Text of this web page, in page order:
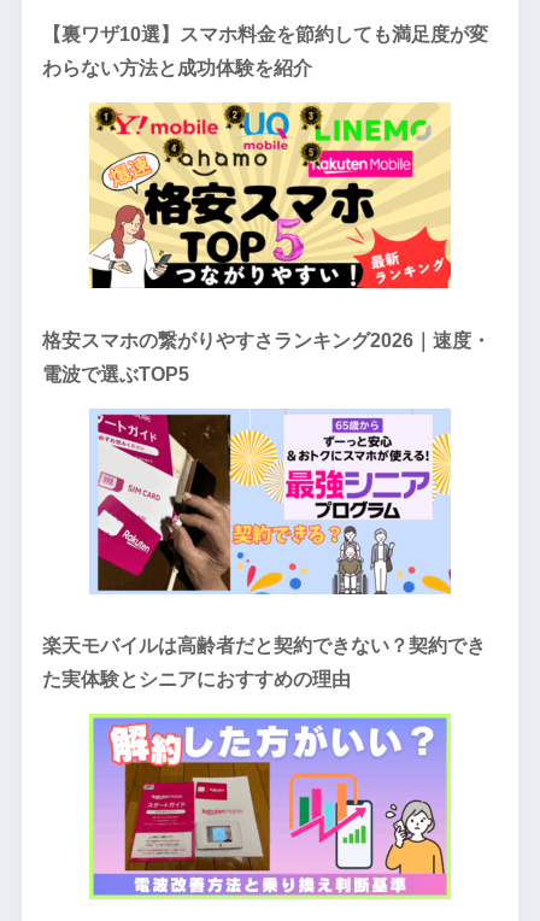
【裏ワザ10選】スマホ料金を節約しても満足度が変
わらない方法と成功体験を紹介
格安スマホの繋がりやすさランキング2026｜速度・
電波で選ぶTOP5
楽天モバイルは高齢者だと契約できない？契約でき
た実体験とシニアにおすすめの理由